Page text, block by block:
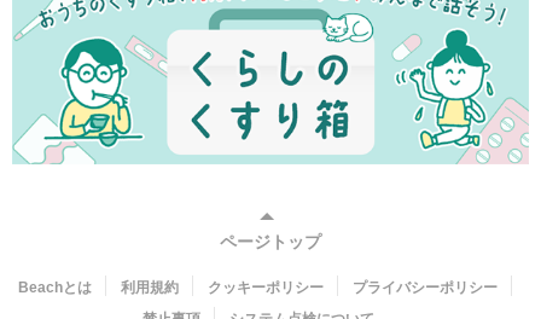
ページトップ
Beachとは 利用規約 クッキーポリシー
プライバシーポリシー